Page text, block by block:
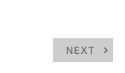
NEXT